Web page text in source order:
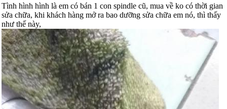
Tình hình hình là em có bán 1 con spindle cũ, mua về ko có thời gian
sửa chữa, khi khách hàng mở ra bao dưỡng sửa chữa em nó, thì thấy
như thế này,